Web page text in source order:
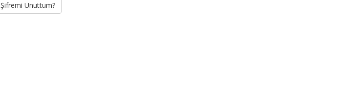
Şifremi Unuttum?